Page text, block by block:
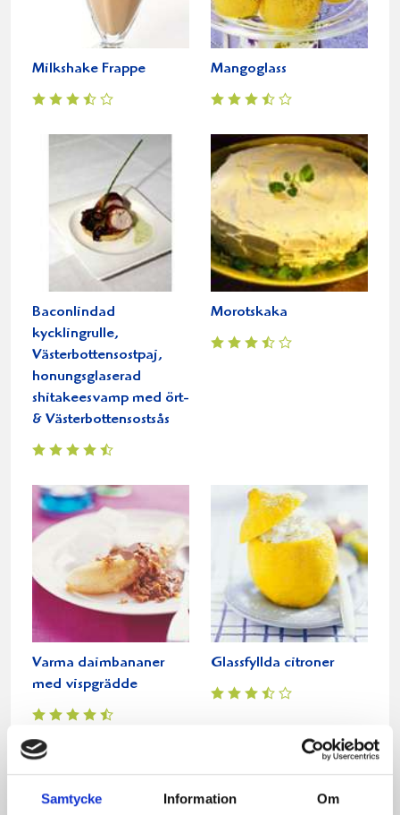
Samtycke Information Om
Milkshake Frappe Mangoglass
Baconlindad
kycklingrulle,
Västerbottensostpaj,
honungsglaserad
shitakeesvamp med ört-
& Västerbottensostsås
Morotskaka
Varma daimbananer
med vispgrädde
Glassfyllda citroner